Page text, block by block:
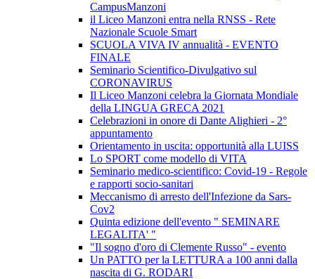
CampusManzoni
il Liceo Manzoni entra nella RNSS - Rete
Nazionale Scuole Smart
SCUOLA VIVA IV annualità - EVENTO
FINALE
Seminario Scientifico-Divulgativo sul
CORONAVIRUS
Il Liceo Manzoni celebra la Giornata Mondiale
della LINGUA GRECA 2021
Celebrazioni in onore di Dante Alighieri - 2°
appuntamento
Orientamento in uscita: opportunità alla LUISS
Lo SPORT come modello di VITA
Seminario medico-scientifico: Covid-19 - Regole
e rapporti socio-sanitari
Meccanismo di arresto dell'Infezione da Sars-
Cov2
Quinta edizione dell'evento " SEMINARE
LEGALITA' "
"Il sogno d'oro di Clemente Russo" - evento
Un PATTO per la LETTURA a 100 anni dalla
nascita di G. RODARI